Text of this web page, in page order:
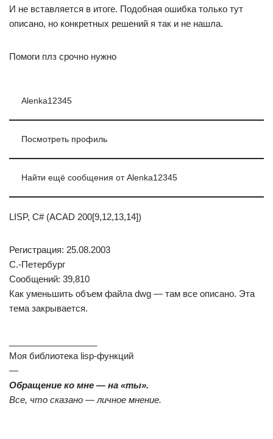
И не вставляется в итоге. Подобная ошибка только тут
описано, но конкретных решений я так и не нашла.
Помоги плз срочно нужно
Alenka12345
Посмотреть профиль
Найти ещё сообщения от Alenka12345
LISP, C# (ACAD 200[9,12,13,14])
Регистрация: 25.08.2003
С.-Петербург
Сообщений: 39,810
Как уменьшить объем файла dwg — там все описано. Эта
тема закрывается.
Моя библиотека lisp-функций
—
Обращение ко мне — на «ты».
Все, что сказано — личное мнение.